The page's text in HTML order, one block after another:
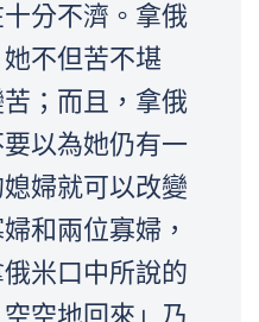
分不濟。拿俄
不但苦不堪
；而且，拿俄
以為她仍有一
婦就可以改變
和兩位寡婦，
米口中所說的
空地回來」乃